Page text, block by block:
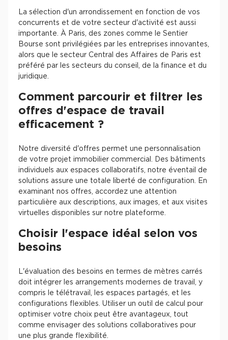
La sélection d'un arrondissement en fonction de vos
concurrents et de votre secteur d'activité est aussi
importante. À Paris, des zones comme le Sentier
Bourse sont privilégiées par les entreprises innovantes,
alors que le secteur Central des Affaires de Paris est
préféré par les secteurs du conseil, de la finance et du
juridique.
Comment parcourir et filtrer les
offres d'espace de travail
efficacement ?
Notre diversité d'offres permet une personnalisation
de votre projet immobilier commercial. Des bâtiments
individuels aux espaces collaboratifs, notre éventail de
solutions assure une totale liberté de configuration. En
examinant nos offres, accordez une attention
particulière aux descriptions, aux images, et aux visites
virtuelles disponibles sur notre plateforme.
Choisir l'espace idéal selon vos
besoins
L'évaluation des besoins en termes de mètres carrés
doit intégrer les arrangements modernes de travail, y
compris le télétravail, les espaces partagés, et les
configurations flexibles. Utiliser un outil de calcul pour
optimiser votre choix peut être avantageux, tout
comme envisager des solutions collaboratives pour
une plus grande flexibilité.